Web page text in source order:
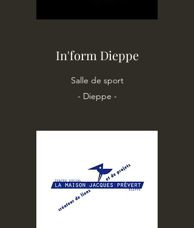
In'form Dieppe
Salle de sport
- Dieppe -